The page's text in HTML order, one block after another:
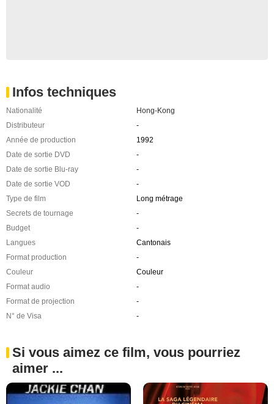
Infos techniques
Nationalité
Hong-Kong
Distributeur
-
Année de production
1992
Date de sortie DVD
-
Date de sortie Blu-ray
-
Date de sortie VOD
-
Type de film
Long métrage
Secrets de tournage
-
Budget
-
Langues
Cantonais
Format production
-
Couleur
Couleur
Format audio
-
Format de projection
-
N° de Visa
-
Si vous aimez ce film, vous pourriez
aimer ...